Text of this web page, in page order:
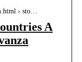
› sto…
A